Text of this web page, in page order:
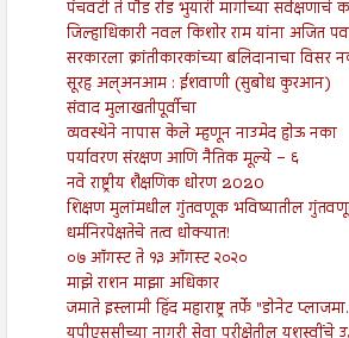
पंचवटी ते पौड रोड भुयारी मार्गाच्या सर्वेक्षणाचे
जिल्हाधिकारी नवल किशोर राम यांना अजित
सरकारला क्रांतीकारकांच्या बलिदानाचा विसर
सूरह अल्अनआम : ईशवाणी (सुबोध कुरआन)
संवाद मुलाखतीपूर्वीचा
व्यवस्थेने नापास केले म्हणून नाउमेद होऊ नका
पर्यावरण संरक्षण आणि नैतिक मूल्ये – ६
नवे राष्ट्रीय शैक्षणिक धोरण 2020
शिक्षण मुलांमधील गुंतवणूक भविष्यातील
धर्मनिरपेक्षतेचे तत्व धोक्यात!
०७ ऑगस्ट ते १३ ऑगस्ट २०२०
माझे राशन माझा अधिकार
जमाते इस्लामी हिंद महाराष्ट्र तर्फे "डोनेट